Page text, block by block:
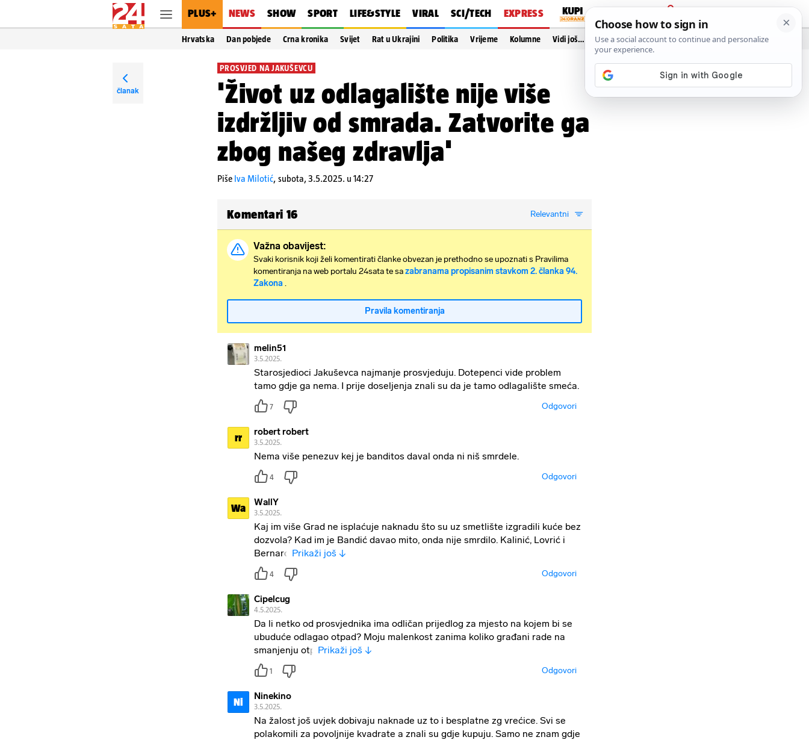
PLUS+ NEWS SHOW SPORT LIFE&STYLE VIRAL SCI/TECH EXPRESS
PRIJAVA
Hrvatska Dan pobjede Crna kronika Svijet Rat u Ukrajini Politika Vrijeme Kolumne Vidi još…
članak
PROSVJED NA JAKUŠEVCU
'Život uz odlagalište nije više
izdržljiv od smrada. Zatvorite ga
zbog našeg zdravlja'
Piše Iva Milotić, subota, 3.5.2025. u 14:27
Komentari 16 Relevantni
Važna obavijest:
Svaki korisnik koji želi komentirati članke obvezan je prethodno se upoznati s Pravilima
komentiranja na web portalu 24sata te sazabranama propisanim stavkom 2. članka 94.
Zakona .
Pravila komentiranja
melin51
3.5.2025.
Starosjedioci Jakuševca najmanje prosvjeduju. Dotepenci vide problem
tamo gdje ga nema. I prije doseljenja znali su da je tamo odlagalište smeća.
7 Odgovori
rr robert robert
3.5.2025.
Nema više penezuv kej je banditos daval onda ni niš smrdele.
4 Odgovori
Wa WallY
3.5.2025.
Kaj im više Grad ne isplaćuje naknadu što su uz smetlište izgradili kuće bez
dozvola? Kad im je Bandić davao mito, onda nije smrdilo. Kalinić, Lovrić i
Bernard Prikaži još ↓
4 Odgovori
Cipelcug
4.5.2025.
Da li netko od prosvjednika ima odličan prijedlog za mjesto na kojem bi se
ubuduće odlagao otpad? Moju malenkost zanima koliko građani rade na
smanjenju otp Prikaži još ↓
1 Odgovori
Ni Ninekino
3.5.2025.
Na žalost još uvjek dobivaju naknade uz to i besplatne zg vrećice. Svi se
polakomili za povoljnije kvadrate a znali su gdje kupuju. Samo ne znam gdje